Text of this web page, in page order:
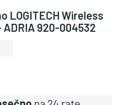
LOGITECH Wireless
ADRIA 920-004532